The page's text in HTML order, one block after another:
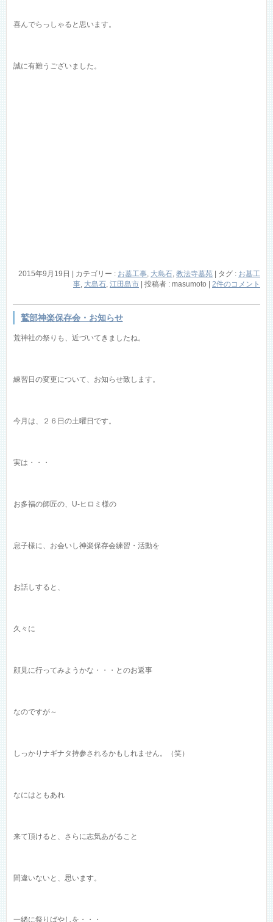
喜んでらっしゃると思います。
誠に有難うございました。
2015年9月19日 カテゴリー : お墓工事, 大島石, 教法寺墓苑 タグ : お墓工
事, 大島石, 江田島市 投稿者 : masumoto 2件のコメント
鷲部神楽保存会・お知らせ
荒神社の祭りも、近づいてきましたね。
練習日の変更について、お知らせ致します。
今月は、２６日の土曜日です。
実は・・・
お多福の師匠の、U-ヒロミ様の
息子様に、お会いし神楽保存会練習・活動を
お話しすると、
久々に
顔見に行ってみようかな・・・とのお返事
なのですが～
しっかりナギナタ持参されるかもしれません。（笑）
なにはともあれ
来て頂けると、さらに志気あがること
間違いないと、思います。
一緒に祭りばやしを・・・